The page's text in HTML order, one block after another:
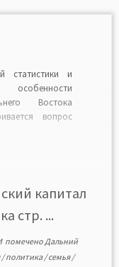
статистики и
Востока
вопрос
капитал
стр. ...
помеченоДальний
/политика/семья/